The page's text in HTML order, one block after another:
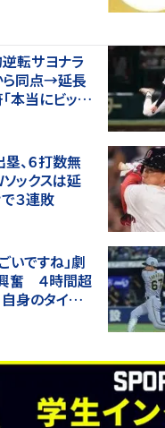
逆転サヨナラ
ら同点→延長
本当にビッグ
２安打１打
、６打数無
ックスは延
３連敗
いですね」劇
奮 ４時間超
のタイムリ
忘れちゃい